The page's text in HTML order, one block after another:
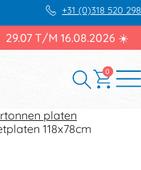
+31 (0)318 520 298
29.07 T/M 16.08.2026 ☀️
0
platen
118x78cm